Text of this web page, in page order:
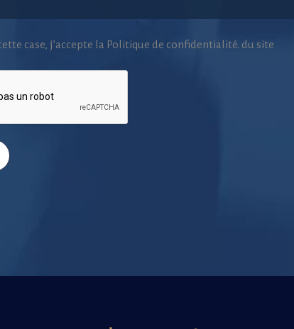
case, j’accepte la Politique de confidentialité. du site